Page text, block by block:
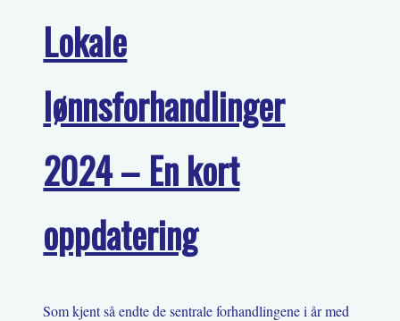
Lokale
lønnsforhandlinger
2024 – En kort
oppdatering
Som kjent så endte de sentrale forhandlingene i år med